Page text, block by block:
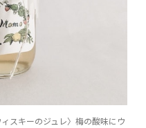
スキーのジュレ〉梅の酸味にウ